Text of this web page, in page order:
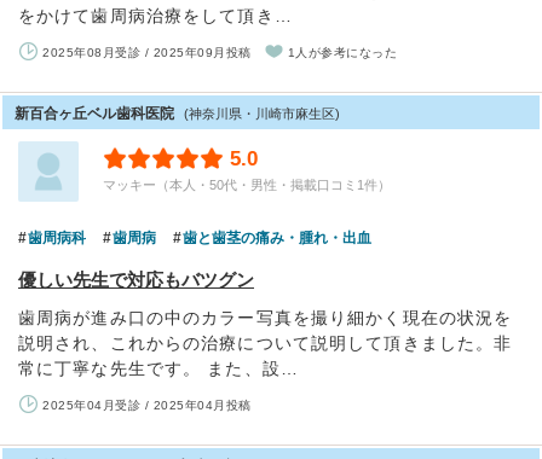
をかけて歯周病治療をして頂き…
2025年08月受診 / 2025年09月投稿 1人が参考になった
新百合ヶ丘ベル歯科医院 (神奈川県・川崎市麻生区)
5.0
マッキー（本人・50代・男性・掲載口コミ1件）
歯周病科 歯周病 歯と歯茎の痛み・腫れ・出血
優しい先生で対応もバツグン
歯周病が進み口の中のカラー写真を撮り細かく現在の状況を
説明され、これからの治療について説明して頂きました。非
常に丁寧な先生です。 また、設…
2025年04月受診 / 2025年04月投稿